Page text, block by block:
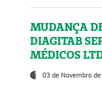
MUDANÇA
DIAGITAB
MÉDICOS
03 de Novembro